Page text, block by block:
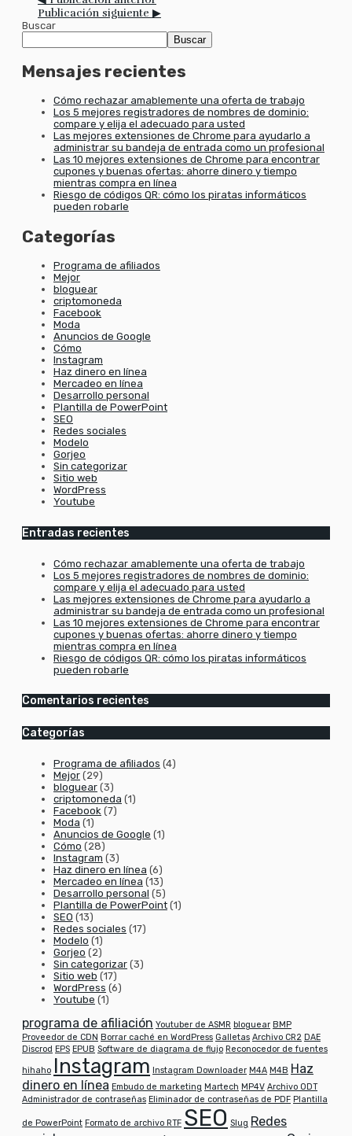
Publicación siguiente ▶
Buscar
Buscar
Mensajes recientes
Cómo rechazar amablemente una oferta de trabajo
Los 5 mejores registradores de nombres de dominio:
compare y elija el adecuado para usted
Las mejores extensiones de Chrome para ayudarlo a
administrar su bandeja de entrada como un profesional
Las 10 mejores extensiones de Chrome para encontrar
cupones y buenas ofertas: ahorre dinero y tiempo
mientras compra en línea
Riesgo de códigos QR: cómo los piratas informáticos
pueden robarle
Categorías
Programa de afiliados
Mejor
bloguear
criptomoneda
Facebook
Moda
Anuncios de Google
Cómo
Instagram
Haz dinero en línea
Mercadeo en línea
Desarrollo personal
Plantilla de PowerPoint
SEO
Redes sociales
Modelo
Gorjeo
Sin categorizar
Sitio web
WordPress
Youtube
Entradas recientes
Cómo rechazar amablemente una oferta de trabajo
Los 5 mejores registradores de nombres de dominio:
compare y elija el adecuado para usted
Las mejores extensiones de Chrome para ayudarlo a
administrar su bandeja de entrada como un profesional
Las 10 mejores extensiones de Chrome para encontrar
cupones y buenas ofertas: ahorre dinero y tiempo
mientras compra en línea
Riesgo de códigos QR: cómo los piratas informáticos
pueden robarle
Comentarios recientes
Categorías
Programa de afiliados (4)
Mejor (29)
bloguear (3)
criptomoneda (1)
Facebook (7)
Moda (1)
Anuncios de Google (1)
Cómo (28)
Instagram (3)
Haz dinero en línea (6)
Mercadeo en línea (13)
Desarrollo personal (5)
Plantilla de PowerPoint (1)
SEO (13)
Redes sociales (17)
Modelo (1)
Gorjeo (2)
Sin categorizar (3)
Sitio web (17)
WordPress (6)
Youtube (1)
programa de afiliación Youtuber de ASMR bloguear BMP
Proveedor de CDN Borrar caché en WordPress Galletas Archivo CR2 DAE
Discrod EPS EPUB Software de diagrama de flujo Reconocedor de fuentes
hihaho Instagram Instagram Downloader M4A M4B Haz
dinero en línea Embudo de marketing Martech MP4V Archivo ODT
Administrador de contraseñas Eliminador de contraseñas de PDF Plantilla
de PowerPoint Formato de archivo RTF SEO Slug Redes